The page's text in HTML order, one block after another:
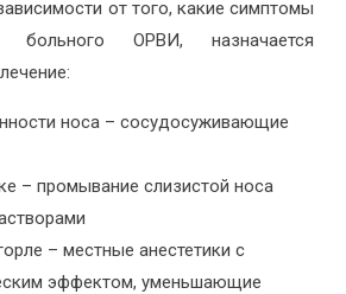
от того, какие симптомы
больного ОРВИ, назначается
носа – сосудосуживающие
– промывание слизистой носа
– местные анестетики с
эффектом, уменьшающие